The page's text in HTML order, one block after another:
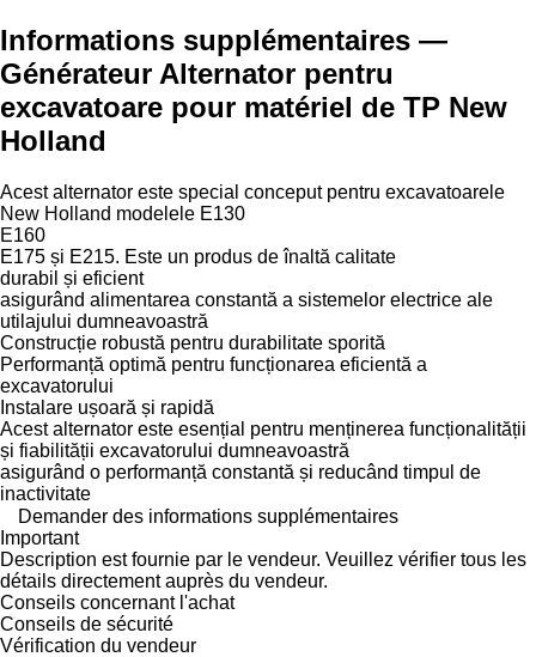
Informations supplémentaires —
Générateur Alternator pentru
excavatoare pour matériel de TP New
Holland
Acest alternator este special conceput pentru excavatoarele
New Holland modelele E130
E160
E175 și E215. Este un produs de înaltă calitate
durabil și eficient
asigurând alimentarea constantă a sistemelor electrice ale
utilajului dumneavoastră
Construcție robustă pentru durabilitate sporită
Performanță optimă pentru funcționarea eficientă a
excavatorului
Instalare ușoară și rapidă
Acest alternator este esențial pentru menținerea funcționalității
și fiabilității excavatorului dumneavoastră
asigurând o performanță constantă și reducând timpul de
inactivitate
Demander des informations supplémentaires
Important
Description est fournie par le vendeur. Veuillez vérifier tous les
détails directement auprès du vendeur.
Conseils concernant l'achat
Conseils de sécurité
Vérification du vendeur